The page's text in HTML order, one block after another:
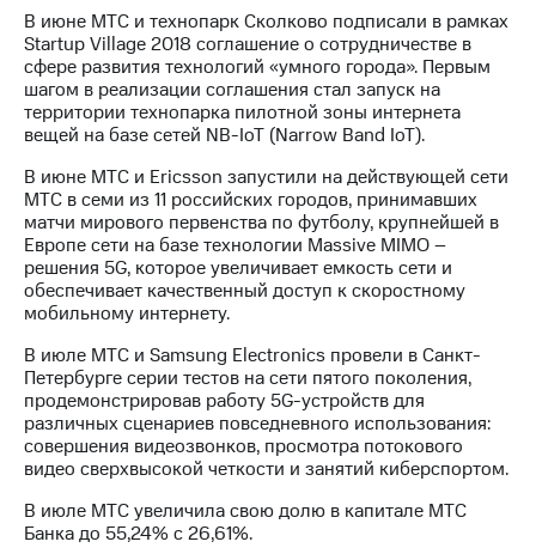
В июне МТС и технопарк Сколково подписали в рамках
Startup Village 2018 соглашение о сотрудничестве в
сфере развития технологий «умного города». Первым
шагом в реализации соглашения стал запуск на
территории технопарка пилотной зоны интернета
вещей на базе сетей NB-IoT (Narrow Band IoT).
В июне МТС и Ericsson запустили на действующей сети
МТС в семи из 11 российских городов, принимавших
матчи мирового первенства по футболу, крупнейшей в
Европе сети на базе технологии Massive MIMO –
решения 5G, которое увеличивает емкость сети и
обеспечивает качественный доступ к скоростному
мобильному интернету.
В июле МТС и Samsung Electronics провели в Санкт-
Петербурге серии тестов на сети пятого поколения,
продемонстрировав работу 5G-устройств для
различных сценариев повседневного использования:
совершения видеозвонков, просмотра потокового
видео сверхвысокой четкости и занятий киберспортом.
В июле МТС увеличила свою долю в капитале МТС
Банка до 55,24% с 26,61%.